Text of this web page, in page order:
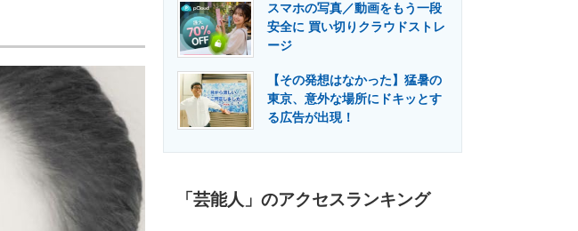
スマホの写真／動画をもう一段
安全に 買い切りクラウドストレ
ージ
【その発想はなかった】猛暑の
東京、意外な場所にドキッとす
る広告が出現！
「芸能人」のアクセスランキング